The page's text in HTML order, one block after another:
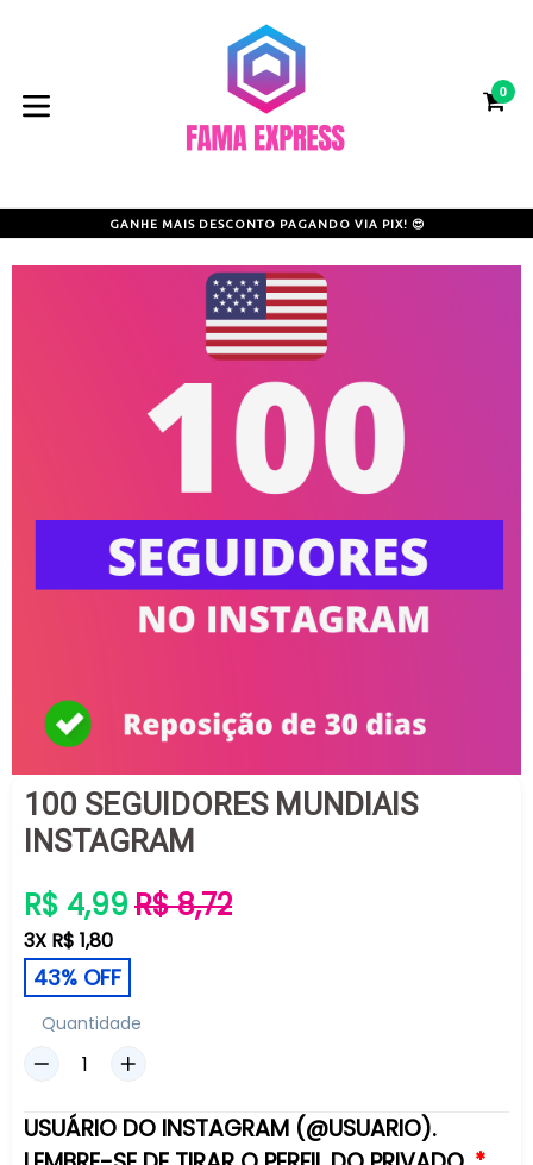
conteúdo
expandir/colapsar
0
GANHE MAIS DESCONTO PAGANDO VIA PIX! 😍
100 SEGUIDORES MUNDIAIS
INSTAGRAM
Preço
normal
R$ 4,99R$ 8,72
3X R$ 1,80
43% OFF
Quantidade
USUÁRIO DO INSTAGRAM (@USUARIO).